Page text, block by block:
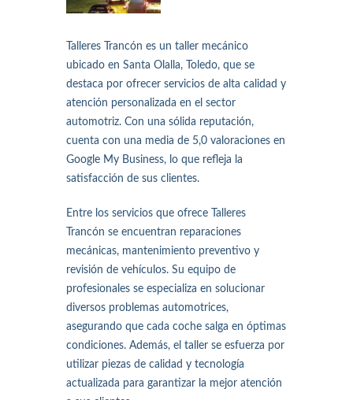
Talleres Trancón es un taller mecánico
ubicado en Santa Olalla, Toledo, que se
destaca por ofrecer servicios de alta calidad y
atención personalizada en el sector
automotriz. Con una sólida reputación,
cuenta con una media de 5,0 valoraciones en
Google My Business, lo que refleja la
satisfacción de sus clientes.
Entre los servicios que ofrece Talleres
Trancón se encuentran reparaciones
mecánicas, mantenimiento preventivo y
revisión de vehículos. Su equipo de
profesionales se especializa en solucionar
diversos problemas automotrices,
asegurando que cada coche salga en óptimas
condiciones. Además, el taller se esfuerza por
utilizar piezas de calidad y tecnología
actualizada para garantizar la mejor atención